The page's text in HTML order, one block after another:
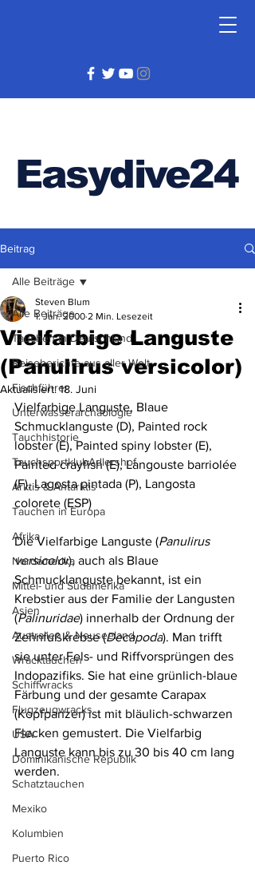
Easydive24
Beitrag
Alle Beiträge
Tauchen in Deutschland
Reiseberichte aus aller Welt
Fischführer
Unterwasserarchäologie
Tauchhistorie
TauchsportklubAdlershof
Arktis & Antarktis
Tauchen in Europa
Afrika
Nordamerika
Mittel- und Südamerika
Asien
Australien & Neuseeland
Wracktauchen
Schiffwracks
Flugzeugwracks
USA
Dominikanische Republik
Schatztauchen
Mexiko
Kolumbien
Puerto Rico
Alle Beiträge
Vielfarbige Languste
(Panulirus versicolor)
Steven Blum
1. Jan. 2000 2 Min. Lesezeit
Aktualisiert:18. Juni
Vielfarbige Languste, Blaue
Schmucklanguste (D), Painted rock
lobster (E), Painted spiny lobster (E),
Painted crayfish (E), Langouste barriolée
(F), Lagosta pintada (P), Langosta
colorete (ESP)
Die Vielfarbige Languste (Panulirus
versicolor), auch als Blaue
Schmucklanguste bekannt, ist ein
Krebstier aus der Familie der Langusten
(Palinuridae) innerhalb der Ordnung der
Zehnfußkrebse (Decapoda). Man trifft
sie unter Fels- und Riffvorsprüngen des
Indopazifiks. Sie hat eine grünlich-blaue
Färbung und der gesamte Carapax
(Kopfpanzer) ist mit bläulich-schwarzen
Flecken gemustert. Die Vielfarbig
Languste kann bis zu 30 bis 40 cm lang
werden.